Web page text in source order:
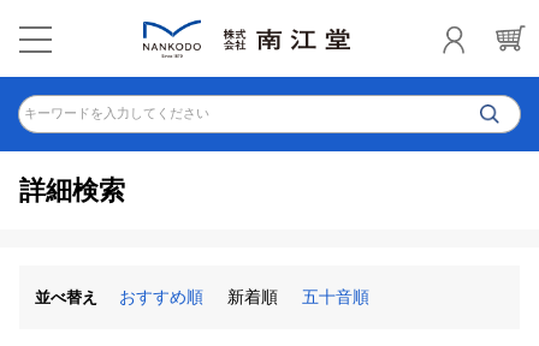
キーワードを入力してください
詳細検索
並べ替え おすすめ順 新着順 五十音順